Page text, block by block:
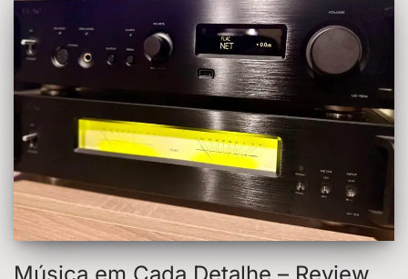
Música em Cada Detalhe – Review